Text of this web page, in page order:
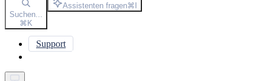
Suchen...
⌘K
Assistenten fragen⌘I
Support